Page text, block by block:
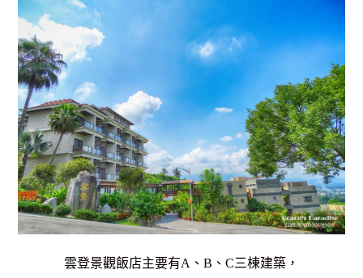
雲登景觀飯店主要有A、B、C三棟建築，